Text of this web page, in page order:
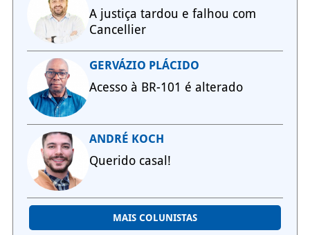
A justiça tardou e falhou com
Cancellier
GERVÁZIO PLÁCIDO
Acesso à BR-101 é alterado
ANDRÉ KOCH
Querido casal!
MAIS COLUNISTAS